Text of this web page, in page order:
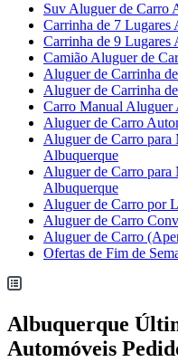
Suv Aluguer de Carro
Carrinha de 7 Lugares
Carrinha de 9 Lugares
Camião Aluguer de
Aluguer de Carrinha
Aluguer de Carrinha
Carro Manual Aluguer
Aluguer de Carro
Aluguer de Carro para
Albuquerque
Aluguer de Carro para
Albuquerque
Aluguer de Carro por
Aluguer de Carro
Aluguer de Carro
Ofertas de Fim de
Albuquerque
Automóveis